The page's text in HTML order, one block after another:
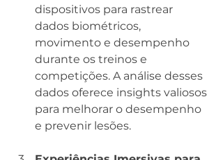
dispositivos para rastrear
dados biométricos,
movimento e desempenho
durante os treinos e
competições. A análise desses
dados oferece insights valiosos
para melhorar o desempenho
e prevenir lesões.